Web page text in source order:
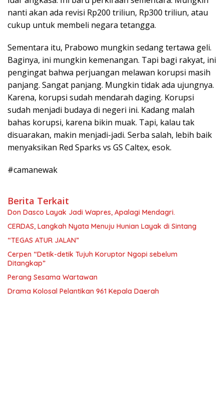
nanti akan ada revisi Rp200 triliun, Rp300 triliun, atau
cukup untuk membeli negara tetangga.
Sementara itu, Prabowo mungkin sedang tertawa geli.
Baginya, ini mungkin kemenangan. Tapi bagi rakyat, ini
pengingat bahwa perjuangan melawan korupsi masih
panjang. Sangat panjang. Mungkin tidak ada ujungnya.
Karena, korupsi sudah mendarah daging. Korupsi
sudah menjadi budaya di negeri ini. Kadang malah
bahas korupsi, karena bikin muak. Tapi, kalau tak
disuarakan, makin menjadi-jadi. Serba salah, lebih baik
menyaksikan Red Sparks vs GS Caltex, esok.
#camanewak
Berita Terkait
Don Dasco Layak Jadi Wapres, Apalagi Mendagri.
CERDAS, Langkah Nyata Menuju Hunian Layak di Sintang
“TEGAS ATUR JALAN”
Cerpen “Detik-detik Tujuh Koruptor Ngopi sebelum
Ditangkap”
Perang Sesama Wartawan
Drama Kolosal Pelantikan 961 Kepala Daerah